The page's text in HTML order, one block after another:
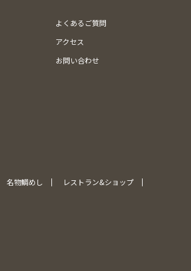
よくあるご質問
アクセス
お問い合わせ
名物鯛めし
レストラン&ショップ